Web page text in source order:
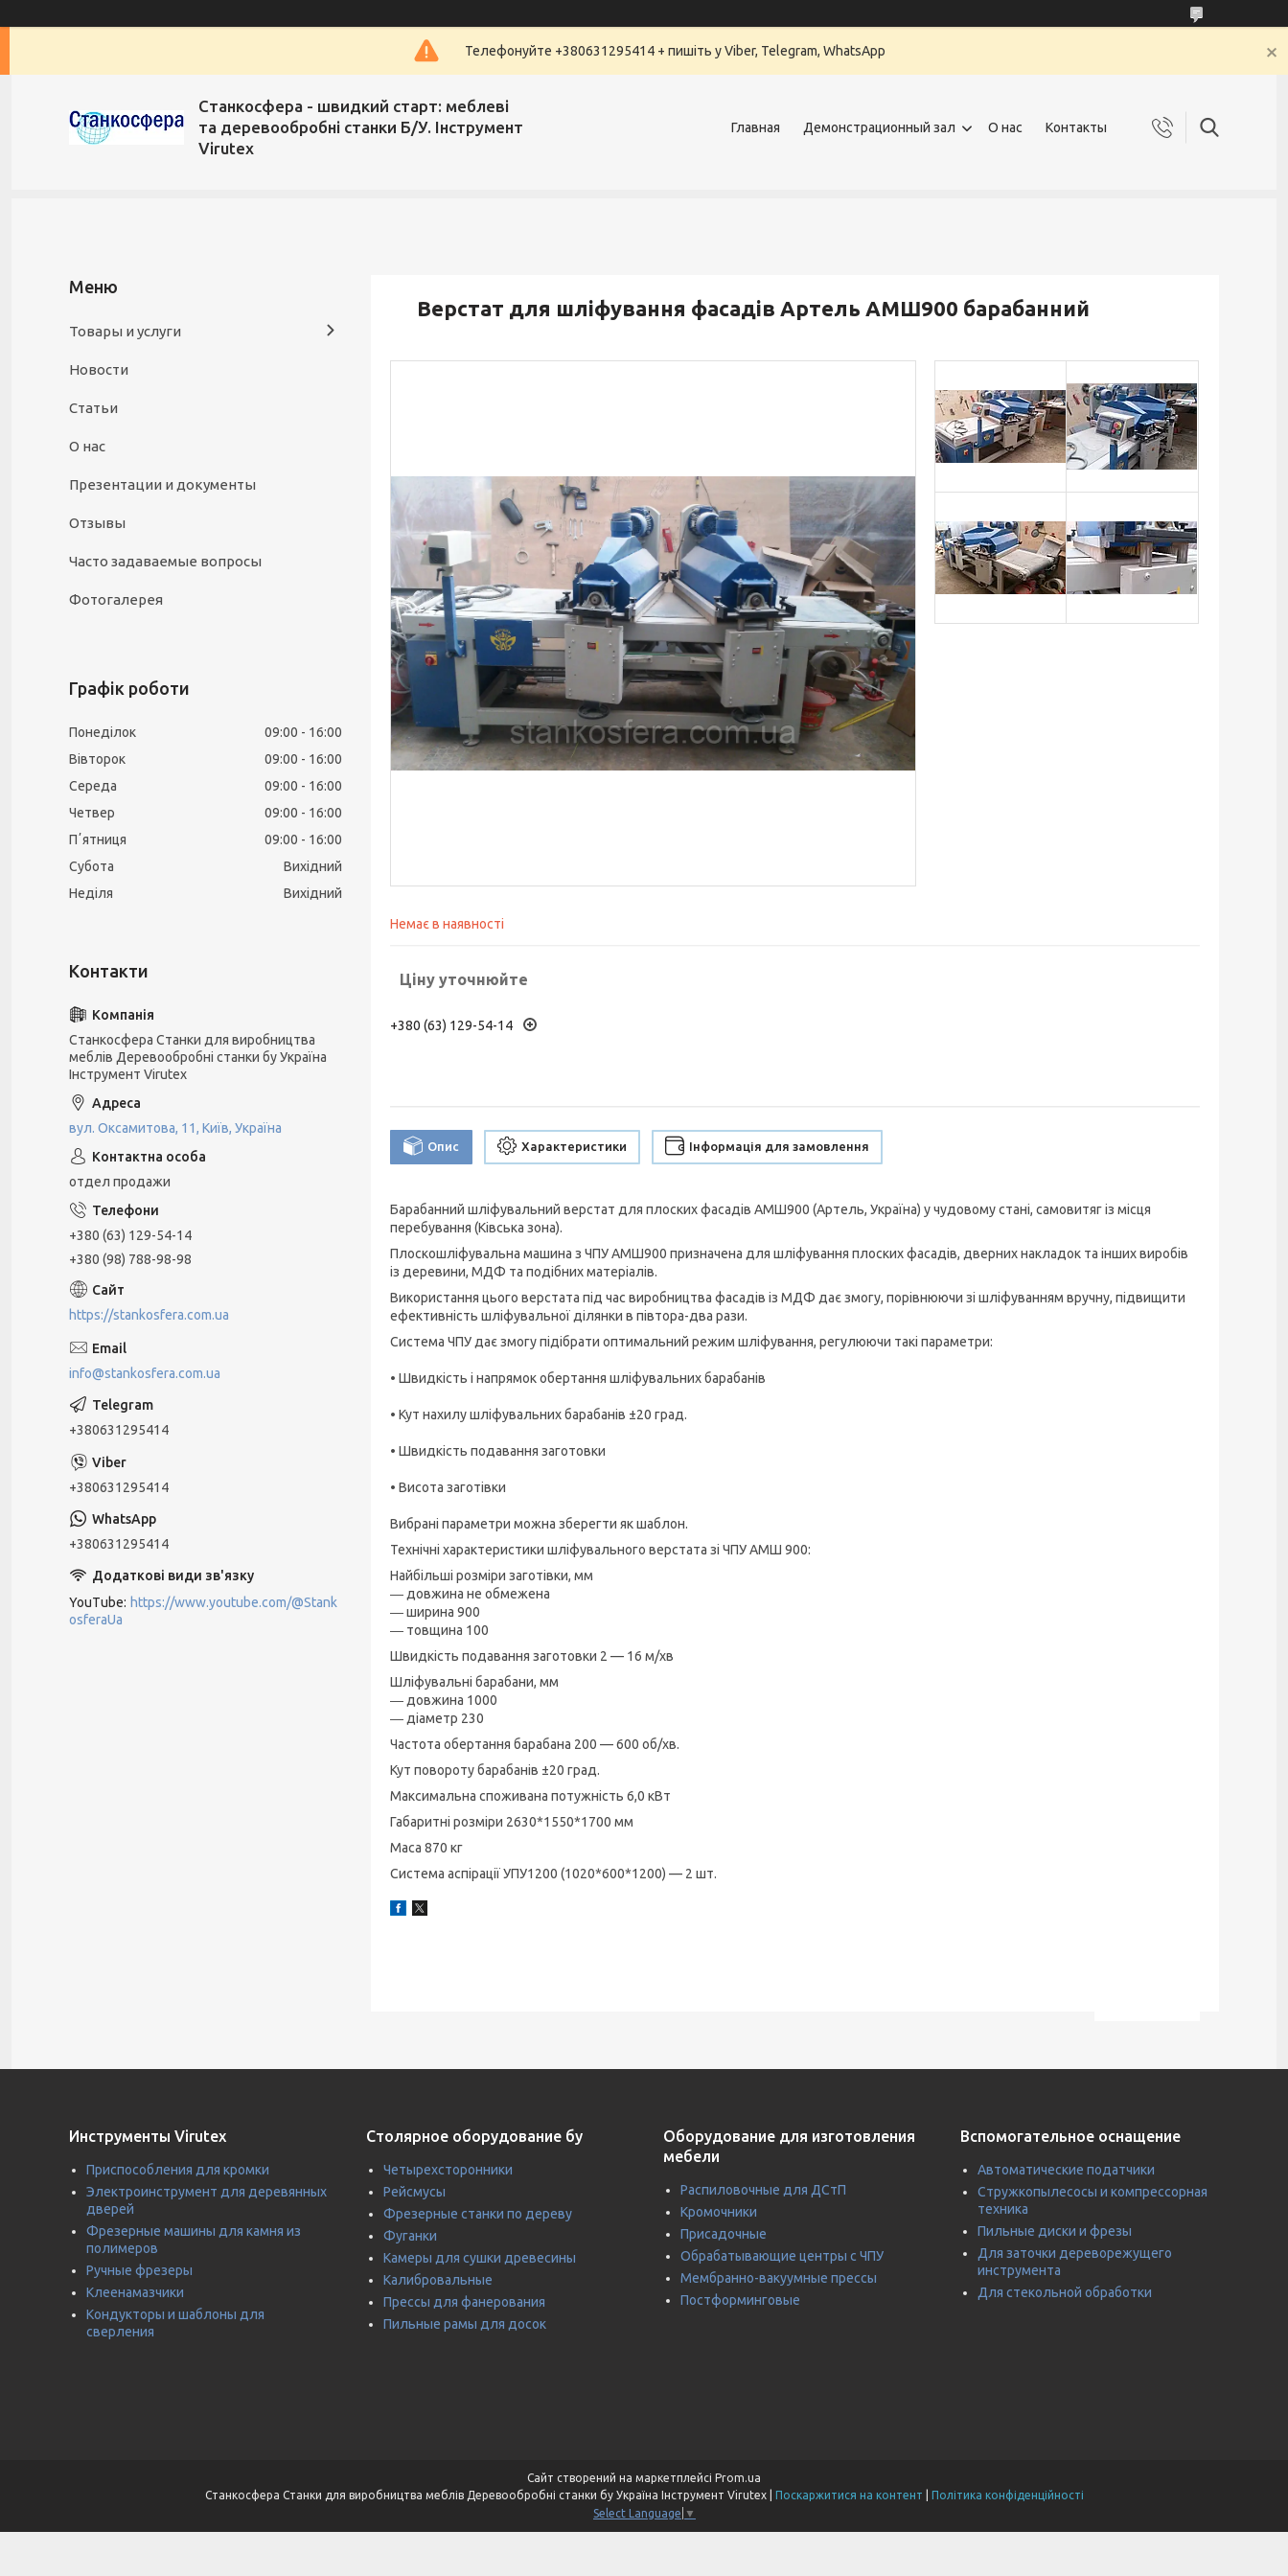
Телефонуйте +380631295414 + пишіть у Viber, Telegram, WhatsApp
Станкосфера - швидкий старт: меблеві
та деревообробні станки Б/У. Інструмент
Virutex
Главная Демонстрационный зал О нас Контакты
Верстат для шліфування фасадів Артель АМШ900 барабанний
Немає в наявності
Ціну уточнюйте
+380 (63) 129-54-14
Опис Характеристики Інформація для замовлення
Барабанний шліфувальний верстат для плоских фасадів АМШ900 (Артель, Україна) у чудовому стані, самовитяг із місця
перебування (Ківська зона).
Плоскошліфувальна машина з ЧПУ АМШ900 призначена для шліфування плоских фасадів, дверних накладок та інших виробів
із деревини, МДФ та подібних матеріалів.
Використання цього верстата під час виробництва фасадів із МДФ дає змогу, порівнюючи зі шліфуванням вручну, підвищити
ефективність шліфувальної ділянки в півтора-два рази.
Система ЧПУ дає змогу підібрати оптимальний режим шліфування, регулюючи такі параметри:
• Швидкість і напрямок обертання шліфувальних барабанів
• Кут нахилу шліфувальних барабанів ±20 град.
• Швидкість подавання заготовки
• Висота заготівки
Вибрані параметри можна зберегти як шаблон.
Технічні характеристики шліфувального верстата зі ЧПУ АМШ 900:
Найбільші розміри заготівки, мм
― довжина не обмежена
― ширина 900
― товщина 100
Швидкість подавання заготовки 2 — 16 м/хв
Шліфувальні барабани, мм
― довжина 1000
― діаметр 230
Частота обертання барабана 200 — 600 об/хв.
Кут повороту барабанів ±20 град.
Максимальна споживана потужність 6,0 кВт
Габаритні розміри 2630*1550*1700 мм
Маса 870 кг
Система аспірації УПУ1200 (1020*600*1200) — 2 шт.
Товары и услуги
Новости
Статьи
О нас
Презентации и документы
Отзывы
Часто задаваемые вопросы
Фотогалерея
Графік роботи
Понеділок 09:00
16:00
Вівторок
09:00
16:00
Середа
09:00
16:00
Четвер
09:00
16:00
Пʼятниця
09:00
16:00
Субота
Вихідний
Неділя
Вихідний
Станкосфера Станки для виробництва
меблів Деревообробні станки бу Україна
Інструмент Virutex
вул. Оксамитова, 11, Київ, Україна
отдел продажи
+380 (63) 129-54-14
+380 (98) 788-98-98
https://stankosfera.com.ua
info@stankosfera.com.ua
+380631295414
+380631295414
+380631295414
YouTube
https://www.youtube.com/@Stank
osferaUa
Инструменты Virutex
Приспособления для кромки
Электроинструмент для деревянных
дверей
Фрезерные машины для камня из
полимеров
Ручные фрезеры
Клеенамазчики
Кондукторы и шаблоны для
сверления
Столярное оборудование бу
Четырехсторонники
Рейсмусы
Фрезерные станки по дереву
Фуганки
Камеры для сушки древесины
Калибровальные
Прессы для фанерования
Пильные рамы для досок
Оборудование для изготовления
мебели
Распиловочные для ДСтП
Кромочники
Присадочные
Обрабатывающие центры с ЧПУ
Мембранно-вакуумные прессы
Постформинговые
Вспомогательное оснащение
Автоматические податчики
Стружкопылесосы и компрессорная
техника
Пильные диски и фрезы
Для заточки дереворежущего
инструмента
Для стекольной обработки
Сайт створений на маркетплейсі Prom.ua
Поскаржитися на контент
Політика конфіденційності
Select Language ▼